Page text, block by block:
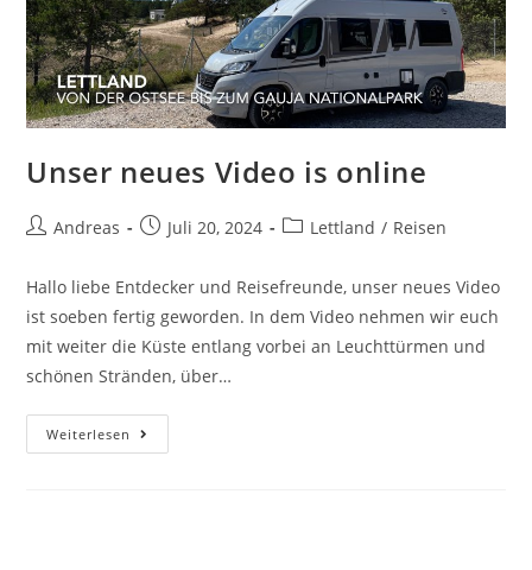
Unser neues Video is online
Andreas Juli 20, 2024 Lettland / Reisen
Hallo liebe Entdecker und Reisefreunde, unser neues Video
ist soeben fertig geworden. In dem Video nehmen wir euch
mit weiter die Küste entlang vorbei an Leuchttürmen und
schönen Stränden, über…
Weiterlesen